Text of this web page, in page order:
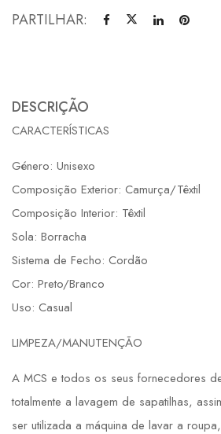
PARTILHAR:
DESCRIÇÃO
CARACTERÍSTICAS
Género: Unisexo
Composição Exterior: Camurça/Têxtil
Composição Interior: Têxtil
Sola: Borracha
Sistema de Fecho: Cordão
Cor: Preto/Branco
Uso: Casual
LIMPEZA/MANUTENÇÃO
A MCS e todos os seus fornecedores
totalmente a lavagem de sapatilhas,
ser utilizada a máquina de lavar a